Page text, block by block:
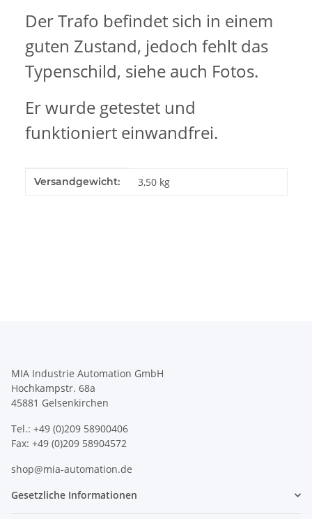
Der Trafo befindet sich in einem
guten Zustand, jedoch fehlt das
Typenschild, siehe auch Fotos.
Er wurde getestet und
funktioniert einwandfrei.
Produkteigenschaft
Wert
Versandgewicht: 3,50 kg
MIA Industrie Automation GmbH
Hochkampstr. 68a
45881 Gelsenkirchen
Tel.: +49 (0)209 58900406
Fax: +49 (0)209 58904572
shop@mia-automation.de
Gesetzliche Informationen